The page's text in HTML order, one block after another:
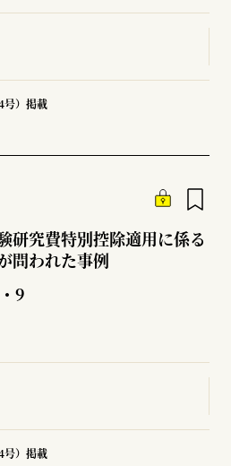
号）掲載
研究費特別控除適用に係る
問われた事例
9
号）掲載